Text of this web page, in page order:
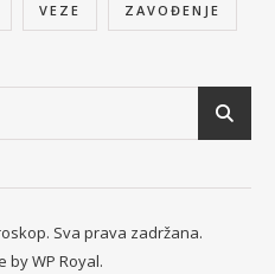
VEZE ZAVOĐENJE
Sva prava zadržana.
byWP Royal.